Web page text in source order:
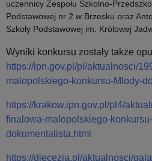
uczennicy Zespołu Szkolno-
Podstawowej nr 2 w Brzesku oraz
Szkoły Podstawowej im. Królowej
Wyniki konkursu zostały także
https://ipn.gov.pl/pl/aktualnosci/
malopolskiego-konkursu-Mlody-
https://krakow.ipn.gov.pl/pl4/
finalowa-malopolskiego-
dokumentalista.html
https://diecezja.pl/aktualnosci/